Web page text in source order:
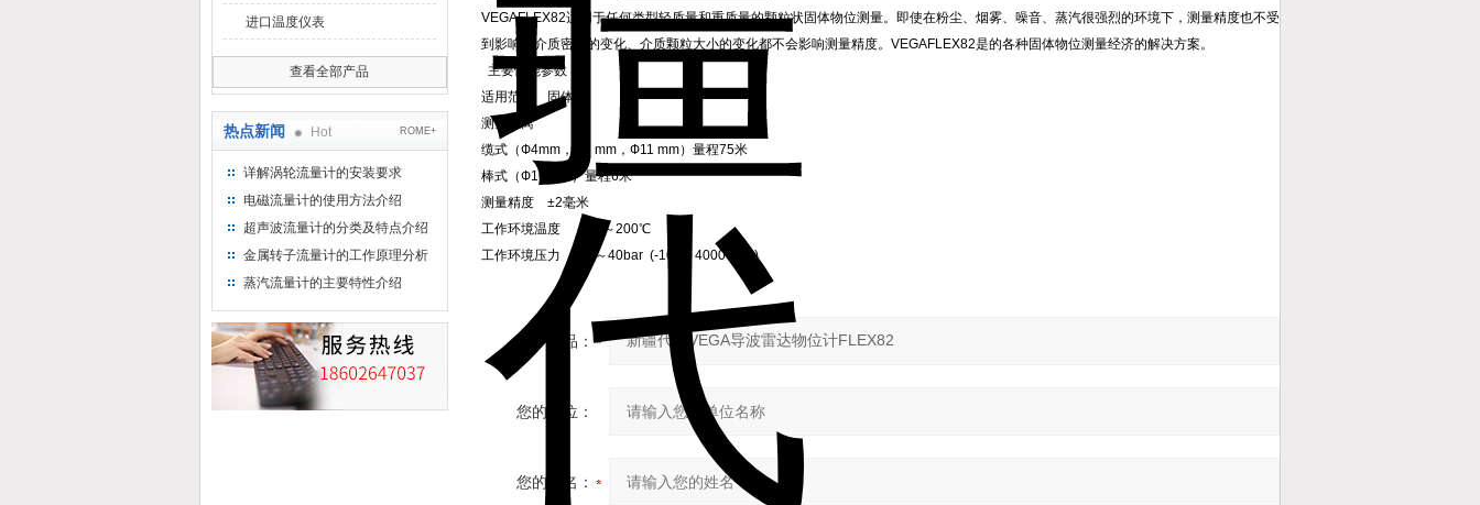
进口温度仪表
查看全部产品
热点新闻 Hot ROME+
详解涡轮流量计的安装要求
电磁流量计的使用方法介绍
超声波流量计的分类及特点介绍
金属转子流量计的工作原理分析
蒸汽流量计的主要特性介绍
VEGAFLEX82适用于任何类型轻质量和重质量的颗粒状固体物位测量。即使在粉尘、烟雾、噪音、蒸汽很强烈的环境下，测量精度也不受
到影响。介质密度的变化、介质颗粒大小的变化都不会影响测量精度。VEGAFLEX82是的各种固体物位测量经济的解决方案。
主要性能参数
适用范围 固体
测量距离
缆式（Ф4mm，Ф6 mm，Ф11 mm）量程75米
棒式（Ф16 mm）量程6米
测量精度 ±2毫米
工作环境温度 －40～200℃
工作环境压力 －1～40bar (-100～4000 KPa)
产品：
您的单位：
您的姓名：